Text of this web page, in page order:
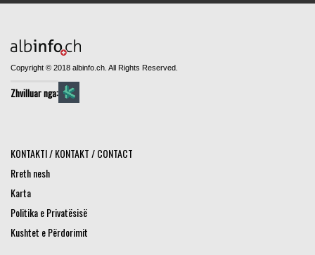
Copyright © 2018 albinfo.ch. All Rights Reserved.
Zhvilluar nga:
KONTAKTI / KONTAKT / CONTACT
Rreth nesh
Karta
Politika e Privatësisë
Kushtet e Përdorimit